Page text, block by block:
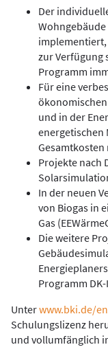
Der
implementiert,
zur Verfügung
Programm
Für eine
und in der
energetischen
Gesamtkosten
Projekte nach
In der neuen
von Biogas in
Gas
Die weitere
Programm
Unterwww.bki.de/
Schulungslizenz
und vollumfänglich